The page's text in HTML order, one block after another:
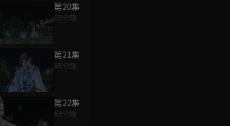
第20集
68分鐘
第21集
66分鐘
第22集
69分鐘